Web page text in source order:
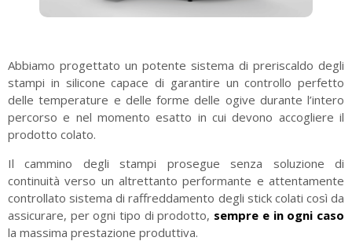
Abbiamo progettato un potente sistema di preriscaldo degli
stampi in silicone capace di garantire un controllo perfetto
delle temperature e delle forme delle ogive durante l’intero
percorso e nel momento esatto in cui devono accogliere il
prodotto colato.
Il cammino degli stampi prosegue senza soluzione di
continuità verso un altrettanto performante e attentamente
controllato sistema di raffreddamento degli stick colati così da
assicurare, per ogni tipo di prodotto, sempre e in ogni caso
la massima prestazione produttiva.